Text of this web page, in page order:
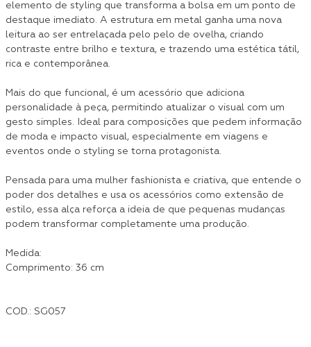
elemento de styling que transforma a bolsa em um ponto de
destaque imediato. A estrutura em metal ganha uma nova
leitura ao ser entrelaçada pelo pelo de ovelha, criando
contraste entre brilho e textura, e trazendo uma estética tátil,
rica e contemporânea.
Mais do que funcional, é um acessório que adiciona
personalidade à peça, permitindo atualizar o visual com um
gesto simples. Ideal para composições que pedem informação
de moda e impacto visual, especialmente em viagens e
eventos onde o styling se torna protagonista.
Pensada para uma mulher fashionista e criativa, que entende o
poder dos detalhes e usa os acessórios como extensão de
estilo, essa alça reforça a ideia de que pequenas mudanças
podem transformar completamente uma produção.
Medida:
Comprimento: 36 cm
COD.: SG057